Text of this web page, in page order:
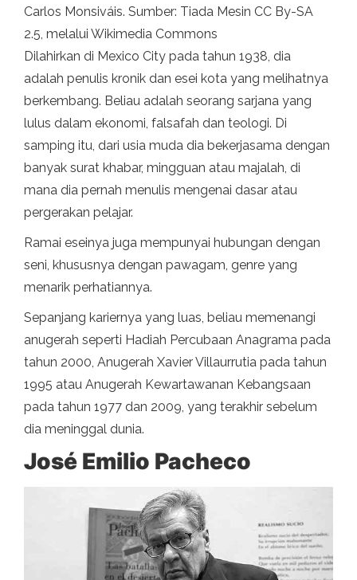
Carlos Monsiváis. Sumber: Tiada Mesin CC By-SA
2.5, melalui Wikimedia Commons
Dilahirkan di Mexico City pada tahun 1938, dia
adalah penulis kronik dan esei kota yang melihatnya
berkembang. Beliau adalah seorang sarjana yang
lulus dalam ekonomi, falsafah dan teologi. Di
samping itu, dari usia muda dia bekerjasama dengan
banyak surat khabar, mingguan atau majalah, di
mana dia pernah menulis mengenai dasar atau
pergerakan pelajar.
Ramai eseinya juga mempunyai hubungan dengan
seni, khususnya dengan pawagam, genre yang
menarik perhatiannya.
Sepanjang kariernya yang luas, beliau memenangi
anugerah seperti Hadiah Percubaan Anagrama pada
tahun 2000, Anugerah Xavier Villaurrutia pada tahun
1995 atau Anugerah Kewartawanan Kebangsaan
pada tahun 1977 dan 2009, yang terakhir sebelum
dia meninggal dunia.
José Emilio Pacheco